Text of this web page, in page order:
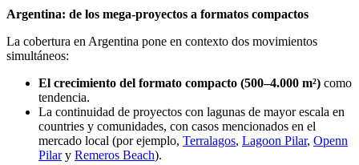
Argentina: de los mega-proyectos a formatos compactos
La cobertura en Argentina pone en contexto dos movimientos
simultáneos:
El crecimiento del formato compacto (500–4.000 m²) como
tendencia.
La continuidad de proyectos con lagunas de mayor escala en
countries y comunidades, con casos mencionados en el
mercado local (por ejemplo, Terralagos, Lagoon Pilar, Openn
Pilary Remeros Beach).